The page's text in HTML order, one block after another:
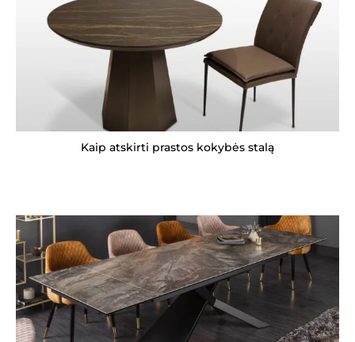
Kaip atskirti prastos kokybės stalą